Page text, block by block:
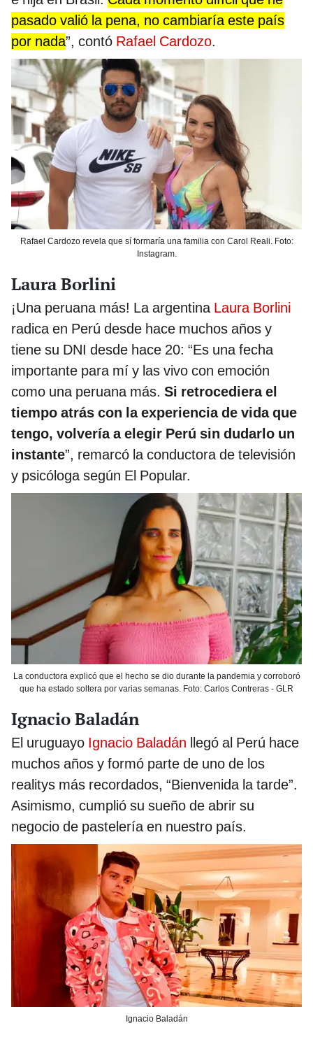
pasado valió la pena, no cambiaría este país
por nada”, contó Rafael Cardozo.
Rafael Cardozo revela que sí formaría una familia con Carol Reali. Foto:
Instagram.
Laura Borlini
¡Una peruana más! La argentina Laura Borlini
radica en Perú desde hace muchos años y
tiene su DNI desde hace 20: “Es una fecha
importante para mí y las vivo con emoción
como una peruana más. Si retrocediera el
tiempo atrás con la experiencia de vida que
tengo, volvería a elegir Perú sin dudarlo un
instante”, remarcó la conductora de televisión
y psicóloga según El Popular.
La conductora explicó que el hecho se dio durante la pandemia y corroboró
que ha estado soltera por varias semanas. Foto: Carlos Contreras - GLR
Ignacio Baladán
El uruguayo Ignacio Baladán llegó al Perú hace
muchos años y formó parte de uno de los
realitys más recordados, “Bienvenida la tarde”.
Asimismo, cumplió su sueño de abrir su
negocio de pastelería en nuestro país.
Ignacio Baladán